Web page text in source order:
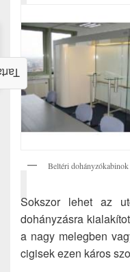
Beltéri dohányzókabinok
Sokszor lehet az
dohányzásra
a nagy melegben
cigisek ezen káros